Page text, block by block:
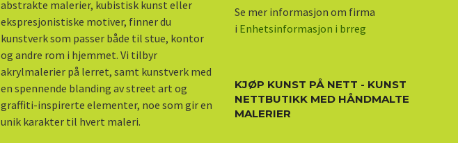
abstrakte malerier, kubistisk kunst eller
ekspresjonistiske motiver, finner du
kunstverk som passer både til stue, kontor
og andre rom i hjemmet. Vi tilbyr
akrylmalerier på lerret, samt kunstverk med
en spennende blanding av street art og
graffiti-inspirerte elementer, noe som gir en
unik karakter til hvert maleri.
Se mer informasjon om firma
i Enhetsinformasjon i brreg
KJØP KUNST PÅ NETT - KUNST
NETTBUTIKK MED HÅNDMALTE
MALERIER